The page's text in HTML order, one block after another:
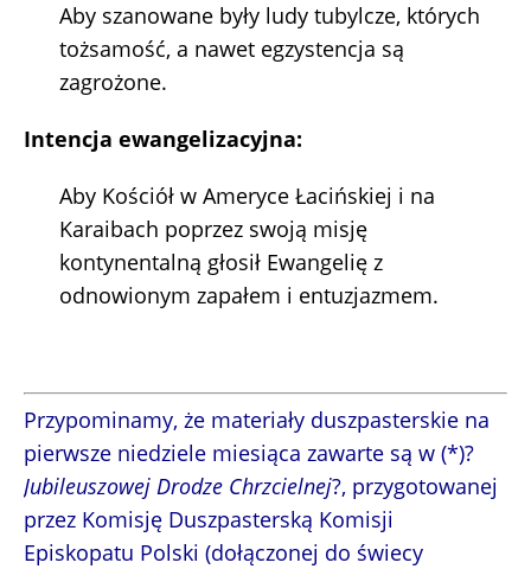
Aby szanowane były ludy tubylcze, których
tożsamość, a nawet egzystencja są
zagrożone.
Intencja ewangelizacyjna:
Aby Kościół w Ameryce Łacińskiej i na
Karaibach poprzez swoją misję
kontynentalną głosił Ewangelię z
odnowionym zapałem i entuzjazmem.
Przypominamy, że materiały duszpasterskie na
pierwsze niedziele miesiąca zawarte są w (*)?
Jubileuszowej Drodze Chrzcielnej?, przygotowanej
przez Komisję Duszpasterską Komisji
Episkopatu Polski (dołączonej do świecy